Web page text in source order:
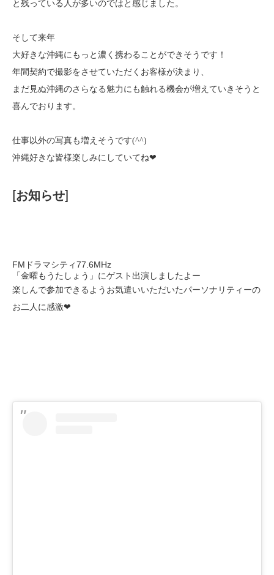
と残っている人が多いのではと感じました。
そして来年
大好きな沖縄にもっと濃く携わることができそうです！
年間契約で撮影をさせていただくお客様が決まり、
まだ見ぬ沖縄のさらなる魅力にも触れる機会が増えていきそうと
喜んでおります。
仕事以外の写真も増えそうです(^^)
沖縄好きな皆様楽しみにしていてね❤︎
[お知らせ]
FMドラマシティ77.6MHz
「金曜もうたしょう」にゲスト出演しましたよー
楽しんで参加できるようお気遣いいただいたパーソナリティーの
お二人に感激❤︎